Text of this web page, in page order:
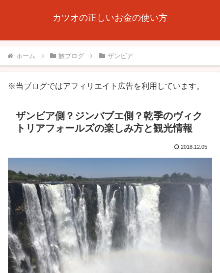
カツオの正しいお金の使い方
ホーム 旅ブログ ザンビア
※当ブログではアフィリエイト広告を利用しています。
ザンビア側？ジンバブエ側？乾季のヴィク
トリアフォールズの楽しみ方と観光情報
2018.12.05